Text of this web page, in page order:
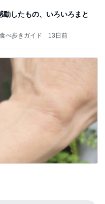
動したもの、いろいろまと
べ歩きガイド 13日前